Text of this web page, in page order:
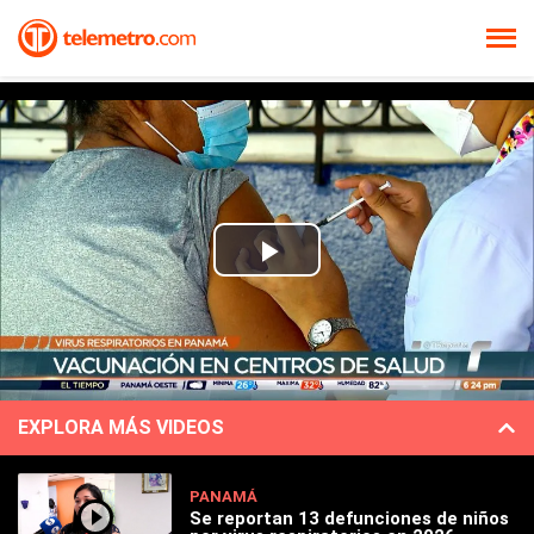
Play
Video
EXPLORA MÁS VIDEOS
PANAMÁ
Se reportan 13 defunciones de niños